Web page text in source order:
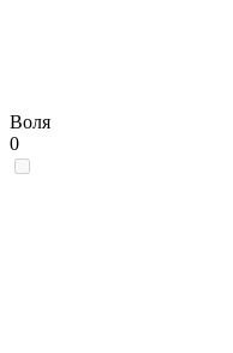
Воля
0